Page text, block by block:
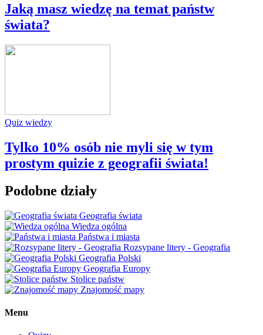
Jaką masz wiedzę na temat państw
świata?
Quiz wiedzy
Tylko 10% osób nie myli się w tym
prostym quizie z geografii świata!
Podobne działy
Geografia świata
Wiedza ogólna
Państwa i miasta
Rozsypane litery - Geografia
Geografia Polski
Geografia Europy
Stolice państw
Znajomość mapy
Menu